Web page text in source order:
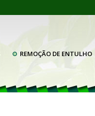
REMOÇÃO DE ENTULHO